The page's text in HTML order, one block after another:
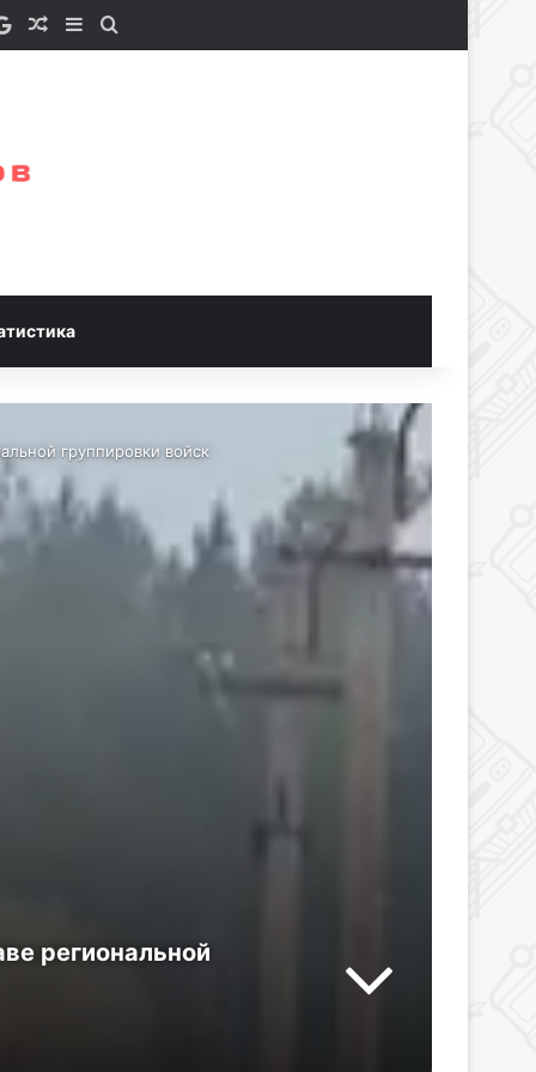
a Coffee
Google News
Случайная статья
Sidebar
группировки войск
региональной